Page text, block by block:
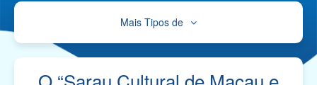
Mais Tipos de
Cultura, Desporto e Lazer
Educação e Estudos